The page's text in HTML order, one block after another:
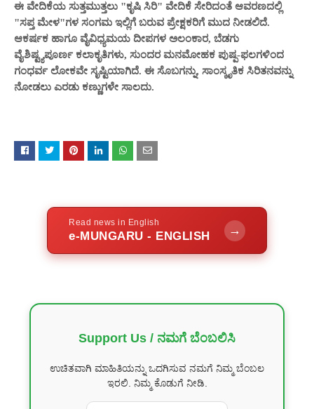
ಈ ವೇದಿಕೆಯ ಸುತ್ತಮುತ್ತಲು "ಕೃಷಿ ಸಿರಿ" ವೇದಿಕೆ ಸೇರಿದಂತೆ ಆವರಣದಲ್ಲಿ
"ಸಪ್ತ ಮೇಳ"ಗಳ ಸಂಗಮ ಇಲ್ಲಿಗೆ ಬರುವ ಪ್ರೇಕ್ಷಕರಿಗೆ ಮುದ ನೀಡಲಿದೆ.
ಆಕರ್ಷಕ ಹಾಗೂ ವೈವಿಧ್ಯಮಯ ದೀಪಗಳ ಅಲಂಕಾರ, ಬೆಡಗು
ವೈಶಿಷ್ಟ್ಯಪೂರ್ಣ ಕಲಾಕೃತಿಗಳು, ಸುಂದರ ಮನಮೋಹಕ ಪುಷ್ಪ-ಫಲಗಳಿಂದ
ಗಂಧರ್ವ ಲೋಕವೇ ಸೃಷ್ಟಿಯಾಗಿದೆ. ಈ ಸೊಬಗನ್ನು, ಸಾಂಸ್ಕೃತಿಕ ಸಿರಿತನವನ್ನು
ನೋಡಲು ಎರಡು ಕಣ್ಣುಗಳೇ ಸಾಲದು.
Read news in English
e-MUNGARU - ENGLISH →
Support Us / ನಮಗೆ ಬೆಂಬಲಿಸಿ
ಉಚಿತವಾಗಿ ಮಾಹಿತಿಯನ್ನು ಒದಗಿಸುವ ನಮಗೆ ನಿಮ್ಮ ಬೆಂಬಲ
ಇರಲಿ. ನಿಮ್ಮ ಕೊಡುಗೆ ನೀಡಿ.